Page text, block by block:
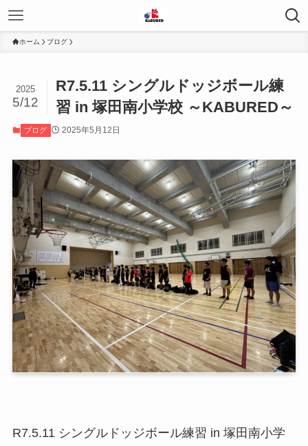
ホーム ブログ
R7.5.11 シングルドッジボール練
習 in 塚田南小学校 ～KABURED～
2025
5/12
ブログ 2025年5月12日
R7.5.11 シングルドッジボール練習 in 塚田南小学